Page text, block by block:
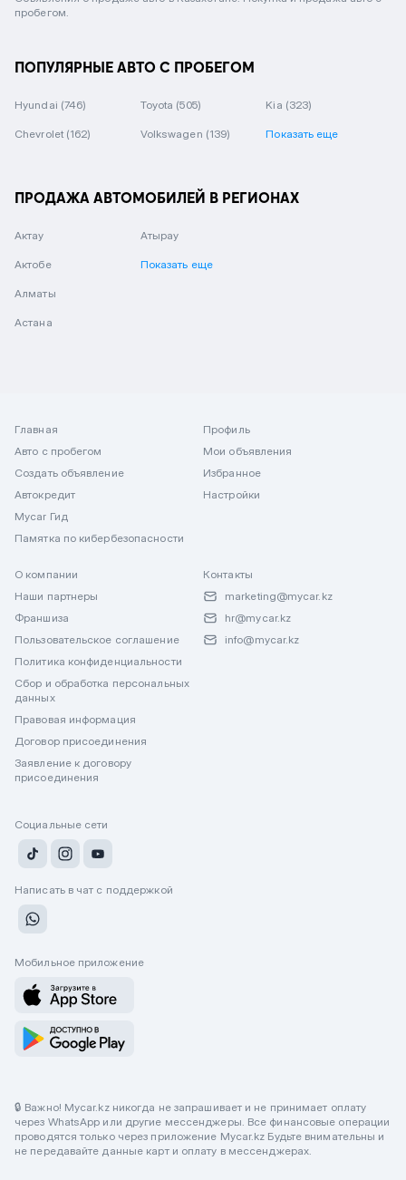
пробегом.
ПОПУЛЯРНЫЕ АВТО С ПРОБЕГОМ
Hyundai (746) Toyota (505) Kia (323)
Chevrolet (162) Volkswagen (139) Показать еще
ПРОДАЖА АВТОМОБИЛЕЙ В РЕГИОНАХ
Актау
Актобе
Алматы
Астана
Атырау
Показать еще
Главная
Авто с пробегом
Создать объявление
Автокредит
Mycar Гид
Памятка по кибербезопасности
Профиль
Мои объявления
Избранное
Настройки
О компании
Наши партнеры
Франшиза
Пользовательское соглашение
Политика конфиденциальности
Сбор и обработка персональных
данных
Правовая информация
Договор присоединения
Заявление к договору
присоединения
Контакты
marketing@mycar.kz
hr@mycar.kz
info@mycar.kz
Социальные сети
Написать в чат с поддержкой
Мобильное приложение
🔒 Важно! Mycar.kz никогда не запрашивает и не принимает оплату
через WhatsApp или другие мессенджеры. Все финансовые операции
проводятся только через приложение Mycar.kz Будьте внимательны и
не передавайте данные карт и оплату в мессенджерах.